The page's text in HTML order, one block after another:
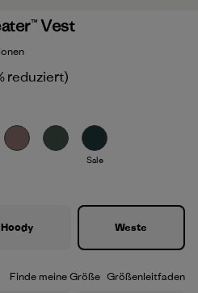
Vest
reduziert)
Sale
Hoody Weste
Finde meine Größe Größenleitfaden